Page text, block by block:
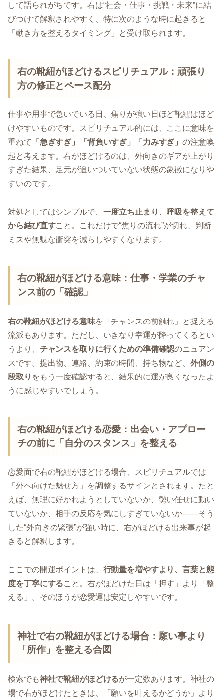
して語られがちです。右は“社会・仕事・挑戦・未来”に結
びつけて解釈されやすく、特に次のような時に起きると
「動き方を整えるタイミング」と受け取られます。
右の靴紐がほどけるスピリチュアル：頑張り
方の修正とペース配分
仕事や用事で急いでいる日、焦りが強い日ほど靴紐はほど
けやすいものです。スピリチュアル的には、ここに意味を
重ねて
「急ぎすぎ」「背負いすぎ」「力みすぎ」 の注意喚
起と考えます。右がほどけるのは、外向きのギアが上がり
すぎた結果、足元が追いついていない状態の象徴になりや
すいのです。
対処としてはシンプルで、 一度立ち止まり、呼吸を整えて
から結び直すこと。これだけで“焦りの流れ”が切れ、判断
ミスや無駄な衝突を減らしやすくなります。
右の靴紐がほどける意味：仕事・学業のチャ
ンス前の「確認」
右の靴紐がほどける意味を「チャンスの前触れ」と捉える
流派もあります。ただし、いきなり幸運が降ってくるとい
うより、 チャンスを取りに行くための準備確認のニュアン
スです。提出物、連絡、約束の時間、持ち物など、 外側の
段取り をもう一度確認すると、結果的に運が良くなったよ
うに感じやすいでしょう。
右の靴紐がほどける恋愛：出会い・アプロー
チの前に「自分のスタンス」を整える
恋愛面で右の靴紐がほどける場合、スピリチュアルでは
「外へ向けた魅せ方」を調整するサインとされます。たと
えば、無理に好かれようとしていないか、勢い任せに動い
ていないか、相手の反応を気にしすぎていないか――そう
した“外向きの緊張”が強い時に、右がほどける出来事が起
きると解釈します。
ここでの開運ポイントは、 行動量を増やすより、言葉と態
度を丁寧にすること。右がほどけた日は「押す」より「整
える」。そのほうが恋愛運は安定しやすいです。
神社で右の靴紐がほどける場合：願い事より
「所作」を整える合図
検索でも神社で靴紐がほどけるが一定数あります。神社の
場で右がほどけたときは、「願いを叶えるかどうか」より